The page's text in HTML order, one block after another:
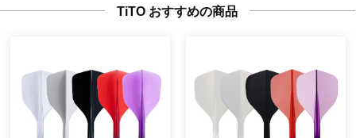
TiTO おすすめの商品